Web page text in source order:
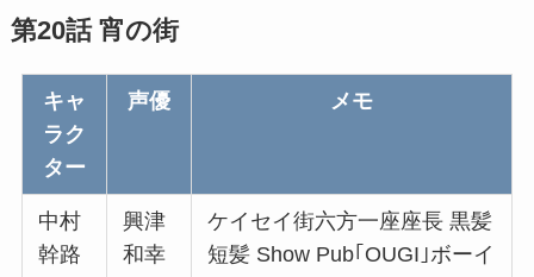
第20話 宵の街
キャ
ラク
ター
声優 メモ
中村
幹路
興津
和幸
ケイセイ街六方一座座長 黒髪
短髪 Show Pub｢OUGI｣ボーイ